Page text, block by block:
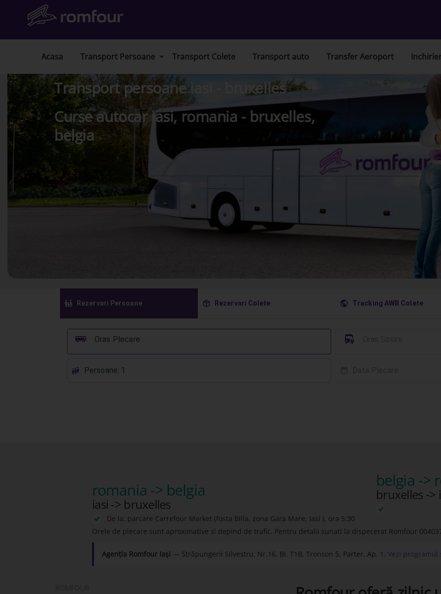
Acasa Transport Persoane Transport Colete Transport auto Transfer Aeroport
Transport persoane iasi - bruxelles
Curse autocar iasi, romania - bruxelles,
belgia
󱠣 Rezervari Persoane 󰏗 Rezervari Colete 󰇧 Tracking AWB Colete
Oras Plecare
󰞠 󱈒
󱕱 Persoane: 1
romania -> belgia
iasi -> bruxelles
De la: parcare Carrefour Market (fosta Billa, zona Gara Mare, Iasi ), ora 5:30
belgia ->
bruxelles ->
Orele de plecare sunt aproximative si depind de trafic. Pentru detalii sunati la dispecerat Romfour
Agenția Romfour Iași — Străpungerii Silvestru, Nr.16, Bl. T1B, Tronson 5, Parter, Ap. 1. Vezi